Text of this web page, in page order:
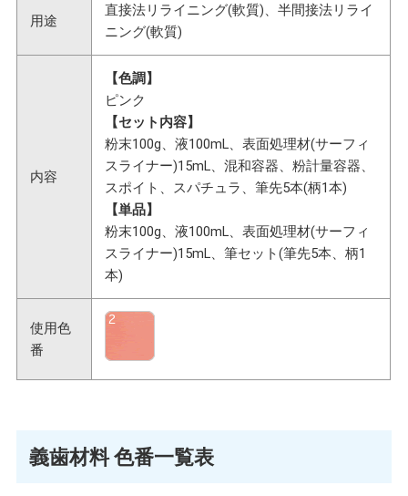
用途
直接法リライニング(軟質)、半間接法リライ
ニング(軟質)
内容
【色調】
ピンク
【セット内容】
粉末100g、液100mL、表面処理材(サーフィ
スライナー)15mL、混和容器、粉計量容器、
スポイト、スパチュラ、筆先5本(柄1本)
【単品】
粉末100g、液100mL、表面処理材(サーフィ
スライナー)15mL、筆セット(筆先5本、柄1
本)
使用色
番
義歯材料 色番一覧表